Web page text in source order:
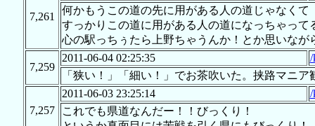
7,261
何かもうこの道の先に用がある人の道じゃなくて
すっかりこの道に用がある人の道になっちゃって
心の駅っちぅたら上野ちゃうんか！とか思いな
7,259
2011-06-04 02:25:35
/
「狭い！」「細い！」でお茶吹いた。挟路マニア
7,257
2011-06-03 23:25:14
/
これでも県道なんだー！！びっくり！